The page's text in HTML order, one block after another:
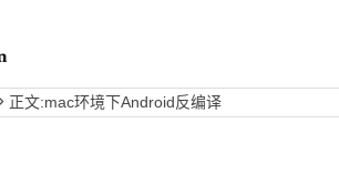
正文:mac环境下Android反编译